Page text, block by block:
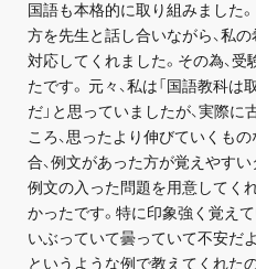
受付:9:30～
お問い合わ
無料体験
国語も本格的に取り組みました
方を先生と話し合いながら、私
対応してくれました。その為、
たです。 元々、私は「国語教科
だ」と思っていましたが、実際
ころ、思ったより伸びていくも
合、例文があった方が覚えやす
例文の入った問題を用意してく
かったです。特に印象強く覚えて
いぶっていて曇っていて不安だ
というような例で教えてくれた